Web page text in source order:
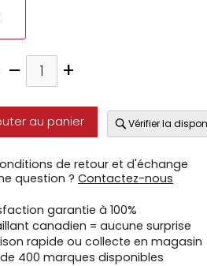
– +
au panier Vérifier la
de retour et d'échange
question ? Contactez-nous
garantie à 100%
canadien = aucune surprise
rapide ou collecte en magasin
de 400 marques disponibles